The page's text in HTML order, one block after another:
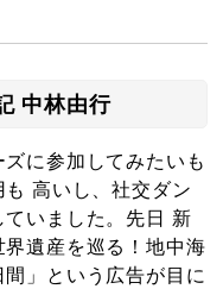
中林由行
に参加してみたいも
高いし、社交ダン
いました。先日 新
遺産を巡る！地中海
」という広告が目に